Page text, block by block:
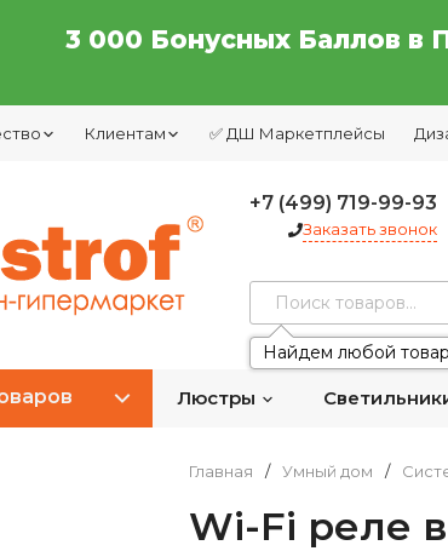
3 000 Бонусных Баллов
Клиентам ✅ ДШ Маркетплейсы
+7 (499) 719-99-93
Заказать звонок
Найдем любой
Люстры
Главная / Умный дом /
Wi-Fi реле